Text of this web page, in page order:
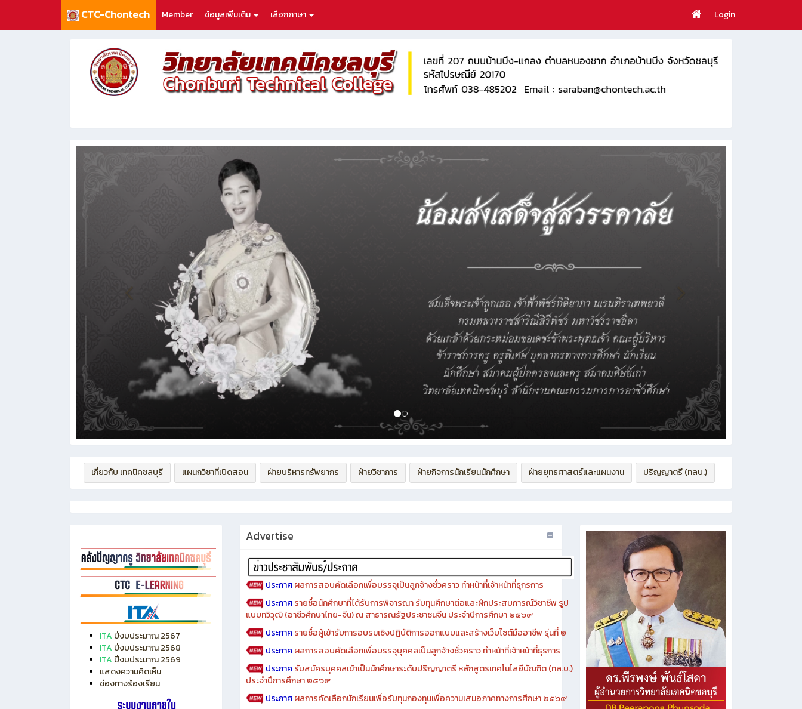
CTC-Chontech Member ข้อมูลเพิ่มเติม เลือกภาษา Login
เกี่ยวกับ เทคนิคชลบุรี แผนกวิชาที่เปิดสอน ฝ่ายบริหารทรัพยากร ฝ่ายวิชาการ ฝ่ายกิจการนักเรียนนักศึกษา ฝ่ายยุทธศาสตร์และแผนงาน ปริญญาตรี (ทลบ.)
ITA ปีงบประมาณ 2567
ITA ปีงบประมาณ 2568
ITA ปีงบประมาณ 2569
แสดงความคิดเห็น
ช่องทางร้องเรียน
Advertise
ประกาศผลการสอบคัดเลือกเพื่อบรรจุเป็นลูกจ้างชั่วคราว ทำหน้าที่เจ้าหน้าที่ธุกรการ
ประกาศรายชื่อนักศึกษาที่ได้รับการพิจารณา รับทุนศึกษาต่อและฝึกประสบการณ์วิชาชีพ รูป
แบบทวิวุฒิ (อาชีวศึกษาไทย-จีน) ณ สาธารณรัฐประชาชนจีน ประจำปีการศึกษา ๒๕๖๙
ประกาศรายชื่อผู้เข้ารับการอบรมเชิงปฏิบัติการออกแบบและสร้างเว็บไซต์มืออาชีพ รุ่นที่ ๒
ประกาศผลการสอบคัดเลือกเพื่อบรรจุบุคคลเป็นลูกจ้างชั่วคราว ทำหน้าที่เจ้าหน้าที่ธุรการ
ประกาศรับสมัครบุคคลเข้าเป็นนักศึกษาระดับปริญญาตรี หลักสูตรเทคโนโลยีบัณฑิต (ทล.บ.)
ประจำปีการศึกษา ๒๕๖๙
ประกาศผลการคัดเลือกนักเรียนเพื่อรับทุนกองทุนเพื่อความเสมอภาคทางการศึกษา ๒๕๖๙